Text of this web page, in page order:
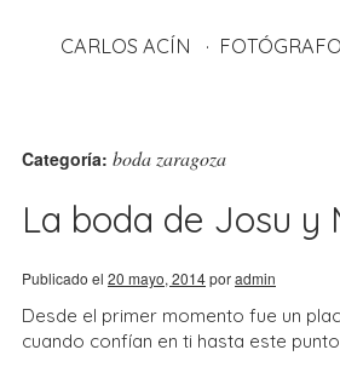
CARLOS ACÍN FOTÓGRAFO
Categoría: boda zaragoza
La boda de Josu y
Publicado el 20 mayo, 2014poradmin
Desde el primer momento fue un
cuando confían en ti hasta este